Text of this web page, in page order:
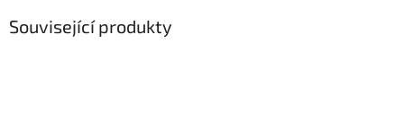
Související produkty